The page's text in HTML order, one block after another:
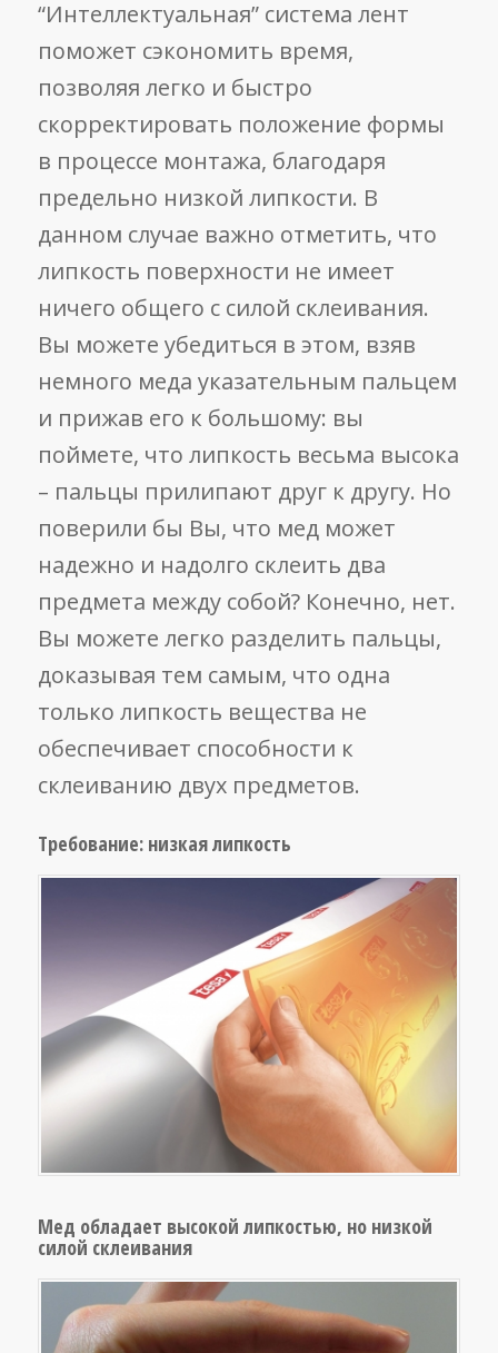
“Интеллектуальная” система лент
поможет сэкономить время,
позволяя легко и быстро
скорректировать положение формы
в процессе монтажа, благодаря
предельно низкой липкости. В
данном случае важно отметить, что
липкость поверхности не имеет
ничего общего с силой склеивания.
Вы можете убедиться в этом, взяв
немного меда указательным пальцем
и прижав его к большому: вы
поймете, что липкость весьма высока
– пальцы прилипают друг к другу. Но
поверили бы Вы, что мед может
надежно и надолго склеить два
предмета между собой? Конечно, нет.
Вы можете легко разделить пальцы,
доказывая тем самым, что одна
только липкость вещества не
обеспечивает способности к
склеиванию двух предметов.
Требование: низкая липкость
Мед обладает высокой липкостью, но низкой
силой склеивания